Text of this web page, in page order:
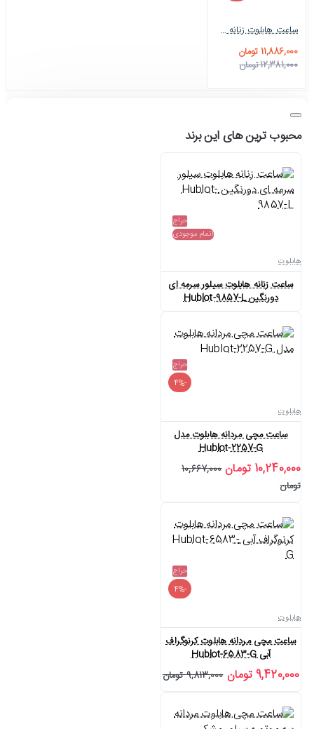
ساعت هابلوت زنانه طلایی فول نگین سفید Hublot-4496-L
11,886,000 تومان
12,381,000 تومان
محبوب ترین های این برند
حراج
اتمام موجودی
هابلوت
ساعت زنانه هابلوت سیلور سرمه ای
دورنگین Hublot-9857-L
حراج
-4%
هابلوت
ساعت مچی مردانه هابلوت مدل
Hublot-2257-G
10,240,000 تومان
10,667,000
تومان
حراج
-4%
هابلوت
ساعت مچی مردانه هابلوت کرنوگراف
آبی Hublot-6583-G
9,420,000 تومان 9,813,000 تومان